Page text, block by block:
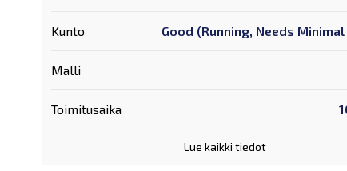
Kunto Good (Running, Needs
Malli
Toimitusaika
Lue kaikki tiedot